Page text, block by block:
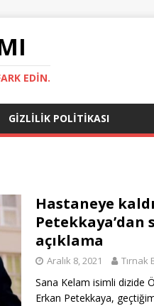
EDIN.
GIZLILIK POLITIKASI
Hastaneye
açıklama
Aralık 8, 2021 Tırnak
Sana Kelam isimli dizide
Erkan Petekkaya,